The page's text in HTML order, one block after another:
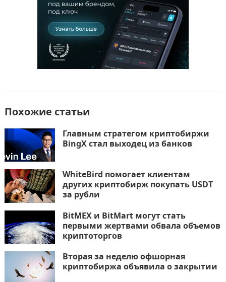
ь
Похожие статьи
Главным стратегом криптобиржи
BingX стал выходец из банков
WhiteBird помогает клиентам
других криптобирж покупать USDT
за рубли
BitMEX и BitMart могут стать
первыми жертвами обвала объемов
криптоторгов
Вторая за неделю офшорная
криптобиржа объявила о закрытии